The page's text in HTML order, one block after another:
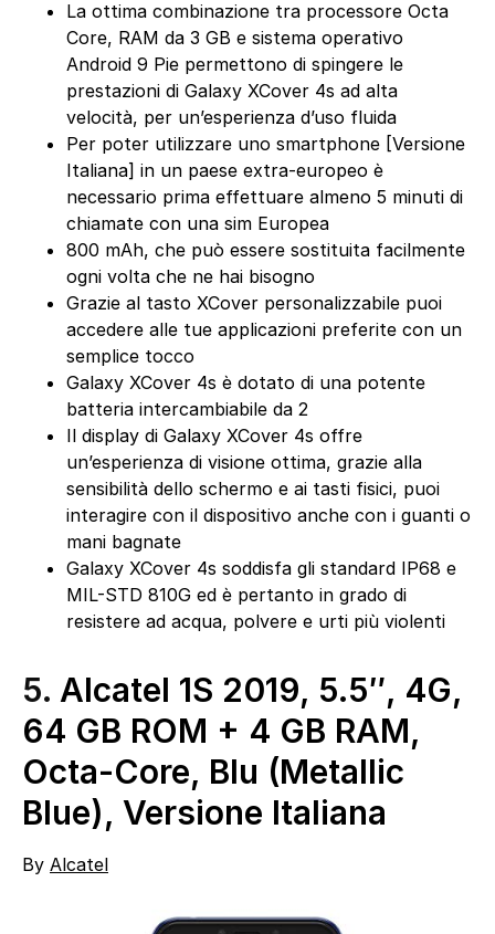
La ottima combinazione tra processore Octa
Core, RAM da 3 GB e sistema operativo
Android 9 Pie permettono di spingere le
prestazioni di Galaxy XCover 4s ad alta
velocità, per un’esperienza d’uso fluida
Per poter utilizzare uno smartphone [Versione
Italiana] in un paese extra-europeo è
necessario prima effettuare almeno 5 minuti di
chiamate con una sim Europea
800 mAh, che può essere sostituita facilmente
ogni volta che ne hai bisogno
Grazie al tasto XCover personalizzabile puoi
accedere alle tue applicazioni preferite con un
semplice tocco
Galaxy XCover 4s è dotato di una potente
batteria intercambiabile da 2
Il display di Galaxy XCover 4s offre
un’esperienza di visione ottima, grazie alla
sensibilità dello schermo e ai tasti fisici, puoi
interagire con il dispositivo anche con i guanti o
mani bagnate
Galaxy XCover 4s soddisfa gli standard IP68 e
MIL-STD 810G ed è pertanto in grado di
resistere ad acqua, polvere e urti più violenti
5. Alcatel 1S 2019, 5.5″, 4G,
64 GB ROM + 4 GB RAM,
Octa-Core, Blu (Metallic
Blue), Versione Italiana
By Alcatel